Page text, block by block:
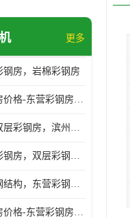
更多
钢房，岩棉彩钢房
东营彩钢房价格-东营彩钢房厂家-东营防火彩钢房
彩钢房，双层彩钢房，滨州彩钢房，雅致房，轻钢结构
供应聊城彩钢房，双层彩钢房，岩棉彩钢房，彩钢快装房
彩钢房，钢结构，东营彩钢房，双层彩钢房，施工围挡
东营彩钢房价格-东营彩钢房批发